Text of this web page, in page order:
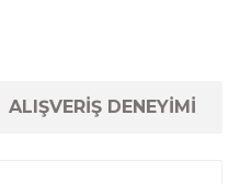
ALIŞVERİŞ DENEYİMİ